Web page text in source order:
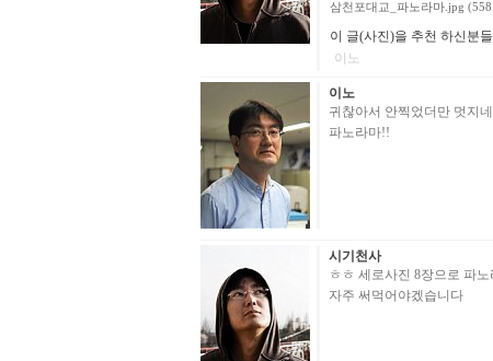
삼천포대교_파노라마.jpg
이 글(사진)을 추천 하신분들
이노
이노
귀찮아서 안찍었더만 멋지
파노라마!!
시기천사
ㅎㅎ 세로사진 8장으로 파
자주 써먹어야겠습니다